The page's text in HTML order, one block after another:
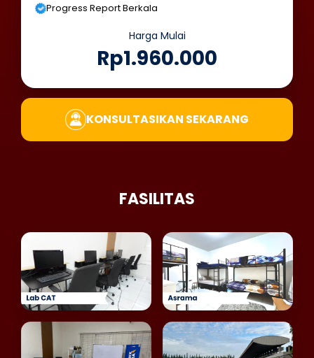
Progress Report Berkala
Harga Mulai
Rp1.960.000
KONSULTASIKAN SEKARANG
FASILITAS